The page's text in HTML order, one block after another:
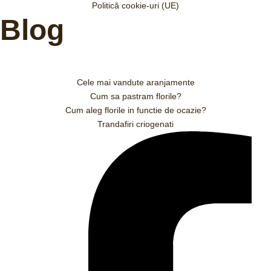
Politică cookie-uri (UE)
Blog
Cele mai vandute aranjamente
Cum sa pastram florile?
Cum aleg florile in functie de ocazie?
Trandafiri criogenati